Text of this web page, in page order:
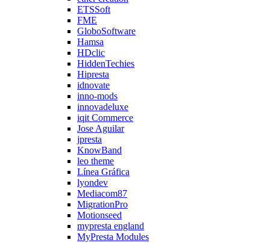
ETSSoft
FME
GloboSoftware
Hamsa
HDclic
HiddenTechies
Hipresta
idnovate
inno-mods
innovadeluxe
iqit Commerce
Jose Aguilar
jpresta
KnowBand
leo theme
Línea Gráfica
lyondev
Mediacom87
MigrationPro
Motionseed
mypresta england
MyPresta Modules